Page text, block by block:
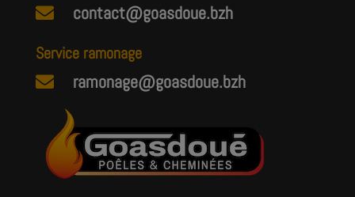
 contact@goasdoue.bzh
Service ramonage
 ramonage@goasdoue.bzh